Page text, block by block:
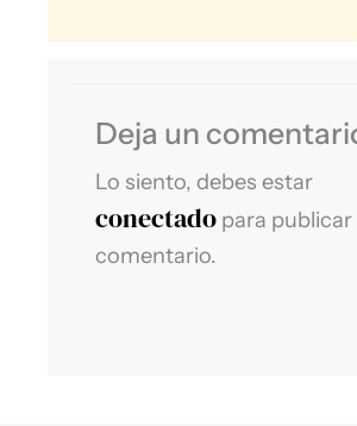
Deja un
Lo siento, debes estar
conectado para publicar
comentario.